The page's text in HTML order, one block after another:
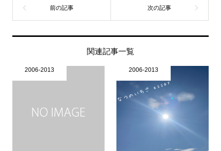
関連記事一覧
2006-2013 2006-2013